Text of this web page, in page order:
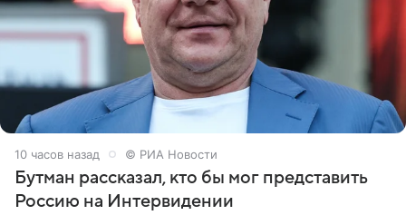
10 часов назад © РИА Новости
Бутман рассказал, кто бы мог представить
Россию на Интервидении